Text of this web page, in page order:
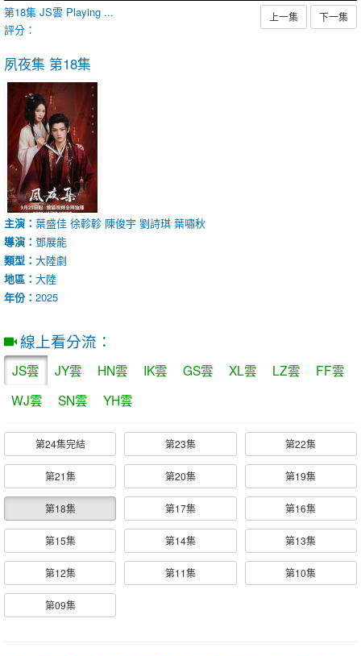
第18集 JS雲 Playing ...
評分：
上一集 下一集
夙夜集 第18集
主演： 葉盛佳 徐軫軫 陳俊宇 劉詩琪 葉嘯秋
導演： 鄧展能
類型： 大陸劇
地區： 大陸
年份： 2025
線上看分流：
JS雲 JY雲 HN雲 IK雲 GS雲 XL雲 LZ雲
FF雲
WJ雲
SN雲 YH雲
第24集完結 第23集 第22集
第21集 第20集 第19集
第18集 第17集 第16集
第15集 第14集 第13集
第12集 第11集 第10集
第09集